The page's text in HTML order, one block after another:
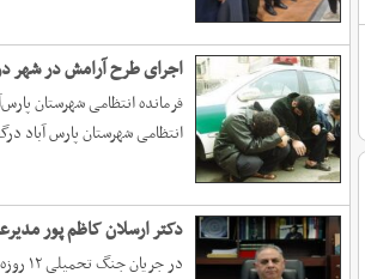
اجرای طرح آرامش در شهر
فرمانده انتظامی شهرستان
انتظامی شهرستان پارس آباد
دکتر ارسلان کاظم پور مدیرعامل هلدینگ بهشهر:
در